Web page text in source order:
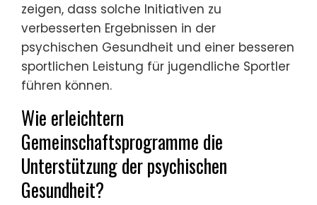
zeigen, dass solche Initiativen zu
verbesserten Ergebnissen in der
psychischen Gesundheit und einer besseren
sportlichen Leistung für jugendliche Sportler
führen können.
Wie erleichtern
Gemeinschaftsprogramme die
Unterstützung der psychischen
Gesundheit?